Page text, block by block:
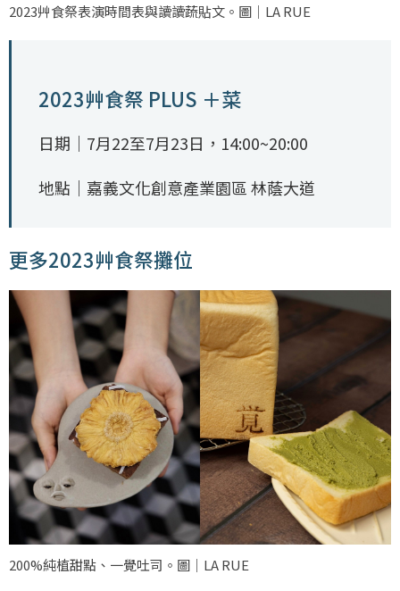
2023艸食祭表演時間表與讀讀蔬貼文。圖｜LA RUE
2023艸食祭 PLUS ＋菜
日期｜7月22至7月23日，14:00~20:00
地點｜嘉義文化創意產業園區 林蔭大道
更多2023艸食祭攤位
200%純植甜點、一覺吐司。圖｜LA RUE